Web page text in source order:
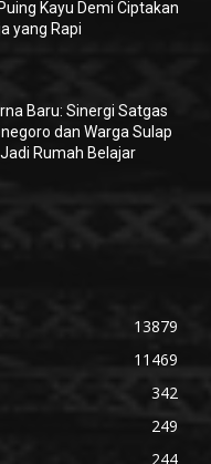
Kayu Demi Ciptakan
yang Rapi
Baru: Sinergi Satgas
dan Warga Sulap
Rumah Belajar
13879
11469
342
249
244